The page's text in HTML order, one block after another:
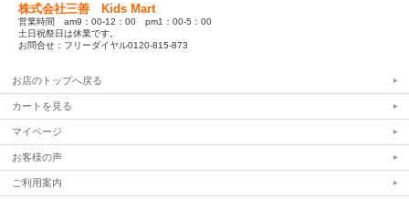
株式会社三善 Kids Mart
営業時間 am9：00-12：00 pm1：00-5：00
土日祝祭日は休業です。
お問合せ：フリーダイヤル0120-815-873
お店のトップへ戻る
カートを見る
マイページ
お客様の声
ご利用案内